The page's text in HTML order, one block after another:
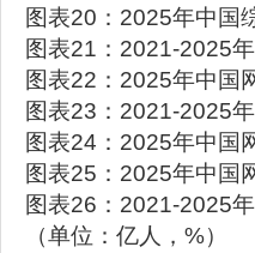
图表20：2025年中国
图表21：2021-2025
图表22：2025年中国
图表23：2021-2025
图表24：2025年中国
图表25：2025年中国
图表26：2021-2025
（单位：亿人，%）